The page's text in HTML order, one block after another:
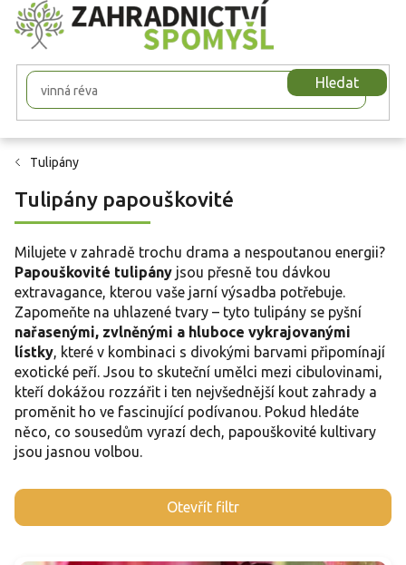
Přejít
na
obsah
Hledat
Tulipány
Tulipány papouškovité
Milujete v zahradě trochu drama a nespoutanou energii?
Papouškovité tulipány jsou přesně tou dávkou
extravagance, kterou vaše jarní výsadba potřebuje.
Zapomeňte na uhlazené tvary – tyto tulipány se pyšní
nařasenými, zvlněnými a hluboce vykrajovanými
lístky , které v kombinaci s divokými barvami připomínají
exotické peří. Jsou to skuteční umělci mezi cibulovinami,
kteří dokážou rozzářit i ten nejvšednější kout zahrady a
proměnit ho ve fascinující podívanou. Pokud hledáte
něco, co sousedům vyrazí dech, papouškovité kultivary
jsou jasnou volbou.
Otevřít filtr
V
ý